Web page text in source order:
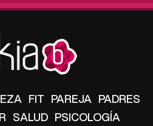
FIT PAREJA PADRES
SALUD PSICOLOGÍA